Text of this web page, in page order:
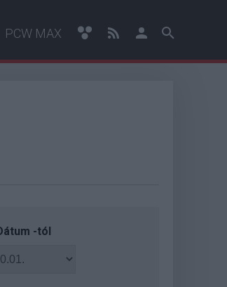
PCW MAX
-tól